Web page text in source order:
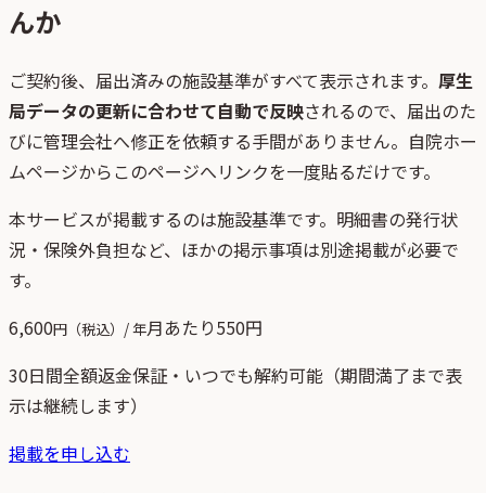
んか
ご契約後、 届出済みの施設基準がすべて表示されます。 厚生
局データの更新に合わせて自動で反映されるので、届出のた
びに管理会社へ修正を依頼する手間がありません。自院ホー
ムページからこのページへリンクを一度貼るだけです。
本サービスが掲載するのは施設基準です。明細書の発行状
況・保険外負担など、ほかの掲示事項は別途掲載が必要で
す。
6,600円（税込）/ 年月あたり550円
30日間全額返金保証・いつでも解約可能（期間満了まで表
示は継続します）
掲載を申し込む